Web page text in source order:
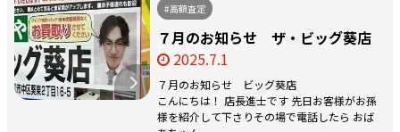
#高額査定
７月のお知らせ ザ・ビッグ葵店
2025.7.1
７月のお知らせ ビッグ葵店
こんにちは！ 店長進士です 先日お客様がお孫
様を紹介して下さりその場で電話したら おば